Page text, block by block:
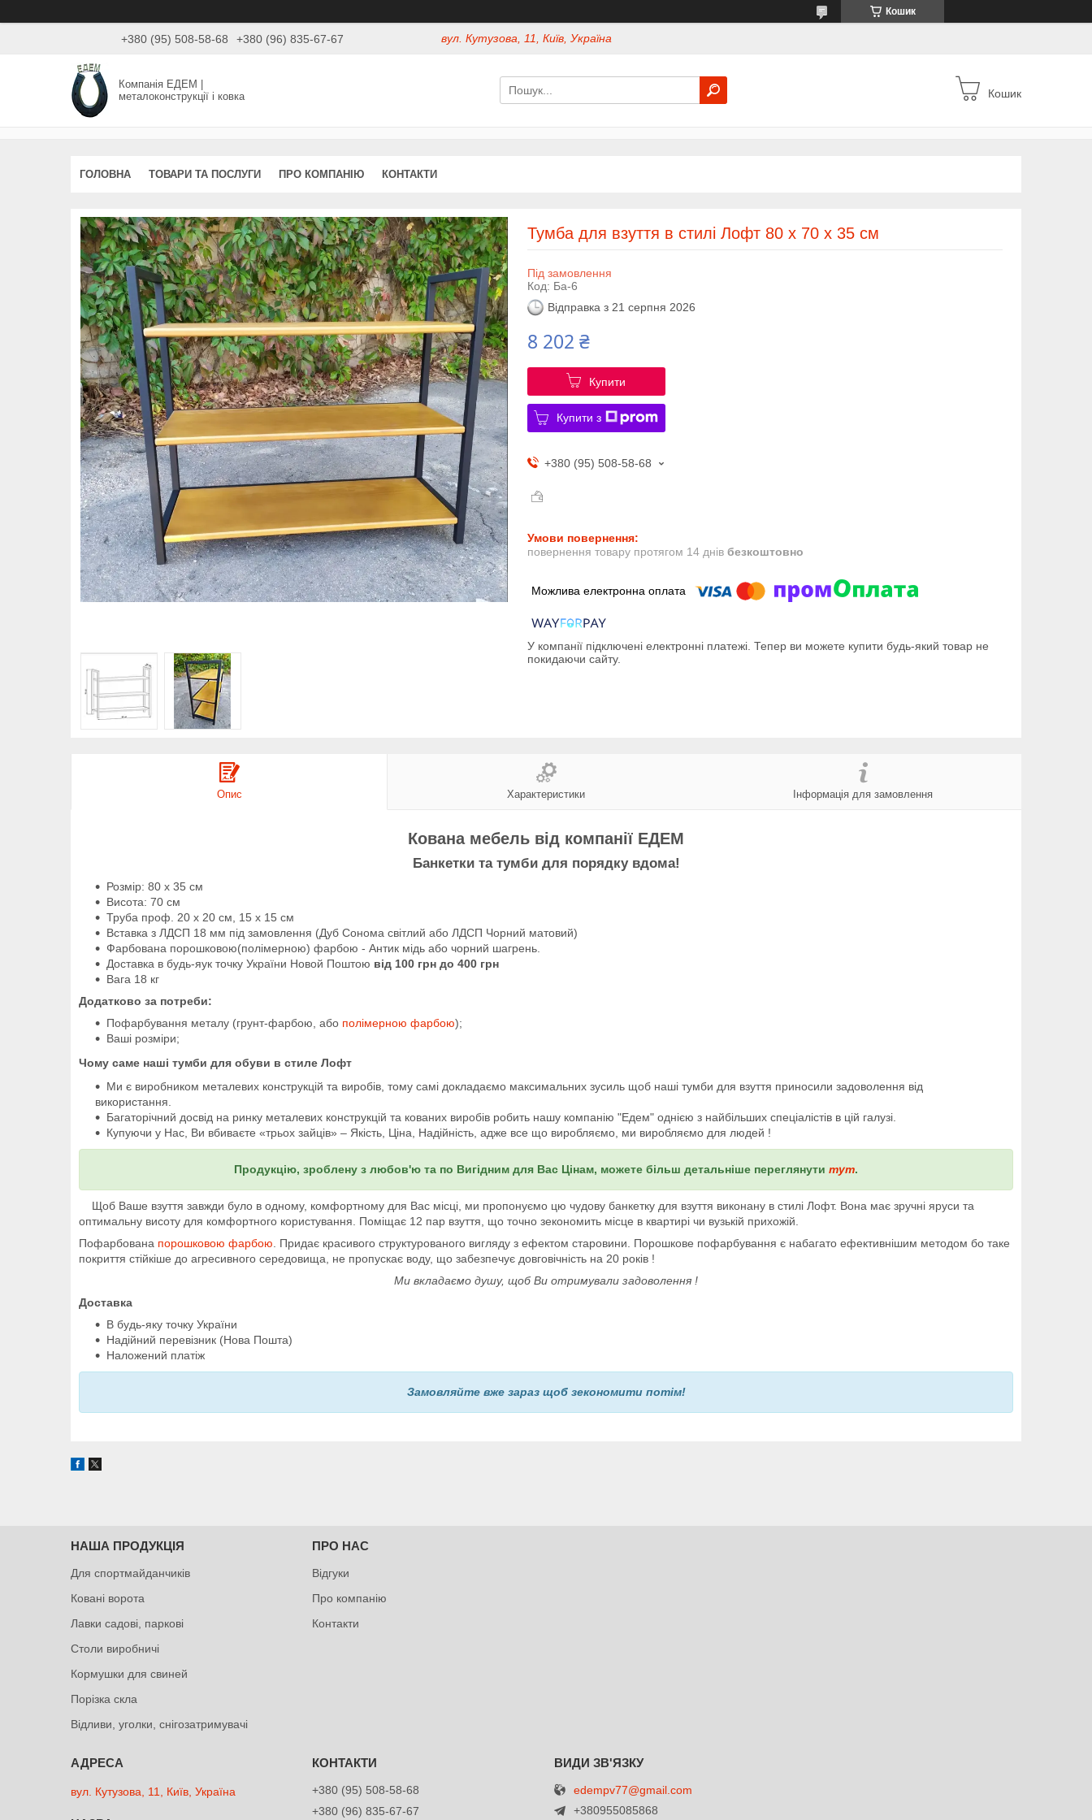
Кошик
+380 (95) 508-58-68 +380 (96) 835-67-67 вул. Кутузова, 11, Київ, Україна
Компанія ЕДЕМ |
металоконструкції і ковка
Кошик
ГОЛОВНА ТОВАРИ ТА ПОСЛУГИ ПРО КОМПАНІЮ КОНТАКТИ
Тумба для взуття в стилі Лофт 80 х 70 х 35 см
Під замовлення
Код: Ба-6
Відправка з 21 серпня 2026
8 202 ₴
Купити
Купити з
+380 (95) 508-58-68
повернення товару протягом 14 днів безкоштовно
У компанії підключені електронні платежі. Тепер ви можете купити будь-який товар не
покидаючи сайту.
Опис Характеристики Інформація для замовлення
Кована мебель від компанії ЕДЕМ
Банкетки та тумби для порядку вдома!
Розмір: 80 х 35 см
Висота: 70 см
Труба проф. 20 х 20 см, 15 х 15 см
Вставка з ЛДСП 18 мм під замовлення (Дуб Сонома світлий або ЛДСП Чорний матовий)
Фарбована порошковою(полімерною) фарбою - Антик мідь або чорний шагрень.
Доставка в будь-яук точку України Новой Поштою від 100 грн до 400 грн
Вага 18 кг
Додатково за потреби:
Пофарбування металу (грунт-фарбою, або полімерною фарбою);
Ваші розміри;
Чому саме наші тумби для обуви в стиле Лофт
Ми є виробником металевих конструкцій та виробів, тому самі докладаємо максимальних зусиль щоб наші тумби для взуття приносили задоволення від
використання.
Багаторічний досвід на ринку металевих конструкцій та кованих виробів робить нашу компанію "Едем" однією з найбільших спеціалістів в цій галузі.
Купуючи у Нас, Ви вбиваєте «трьох зайців» – Якість, Ціна, Надійність, адже все що виробляємо, ми виробляємо для людей !
Продукцію, зроблену з любов'ю та по Вигідним для Вас Цінам, можете більш детальніше переглянути тут.
Щоб Ваше взуття завжди було в одному, комфортному для Вас місці, ми пропонуємо цю чудову банкетку для взуття виконану в стилі Лофт. Вона має зручні яруси та
оптимальну висоту для комфортного користування. Поміщає 12 пар взуття, що точно зекономить місце в квартирі чи вузькій прихожій.
Пофарбована порошковою фарбою . Придає красивого структурованого вигляду з ефектом старовини. Порошкове пофарбування є набагато ефективнішим методом бо таке
покриття стійкіше до агресивного середовища, не пропускає воду, що забезпечує довговічність на 20 років !
Ми вкладаємо душу, щоб Ви отримували задоволення !
Доставка
В будь-яку точку України
Надійний перевізник (Нова Пошта)
Наложений платіж
Замовляйте вже зараз щоб зекономити потім!
НАША ПРОДУКЦІЯ
Для спортмайданчиків
Ковані ворота
Лавки садові, паркові
Столи виробничі
Кормушки для свиней
Порізка скла
Відливи, уголки, снігозатримувачі
ПРО НАС
Відгуки
Про компанію
Контакти
вул. Кутузова, 11, Київ, Україна
+380 (95) 508-58-68
+380 (96) 835-67-67
edempv77@gmail.com
+380955085868